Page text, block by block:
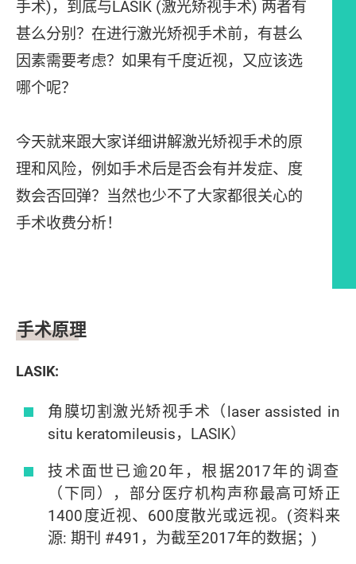
手术)，到底与LASIK (激光矫视手术) 两者有
甚么分别？在进行激光矫视手术前，有甚么
因素需要考虑？如果有千度近视，又应该选
哪个呢？
今天就来跟大家详细讲解激光矫视手术的原
理和风险，例如手术后是否会有并发症、度
数会否回弹？当然也少不了大家都很关心的
手术收费分析！
手术原理
LASIK:
角膜切割激光矫视手术（laser assisted in
situ keratomileusis，LASIK）
技术面世已逾20年，根据2017年的调查
（下同），部分医疗机构声称最高可矫正
1400度近视、600度散光或远视。(资料来
源: 期刊 #491，为截至2017年的数据；)